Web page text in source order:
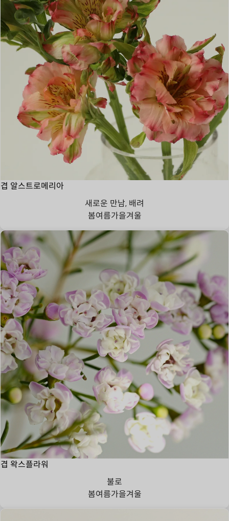
겹 알스트로메리아
새로운 만남, 배려
봄여름가을겨울
겹 왁스플라워
불로
봄여름가을겨울